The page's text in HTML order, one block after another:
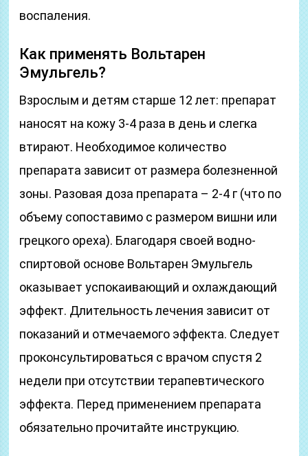
воспаления.
Как применять Вольтарен
Эмульгель?
Взрослым и детям старше 12 лет: препарат
наносят на кожу 3-4 раза в день и слегка
втирают. Необходимое количество
препарата зависит от размера болезненной
зоны. Разовая доза препарата – 2-4 г (что по
объему сопоставимо с размером вишни или
грецкого ореха). Благодаря своей водно-
спиртовой основе Вольтарен Эмульгель
оказывает успокаивающий и охлаждающий
эффект. Длительность лечения зависит от
показаний и отмечаемого эффекта. Следует
проконсультироваться с врачом спустя 2
недели при отсутствии терапевтического
эффекта. Перед применением препарата
обязательно прочитайте инструкцию.